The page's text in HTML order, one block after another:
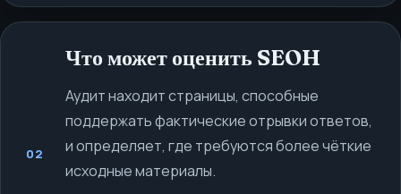
02
Что может оценить SEOH
Аудит находит страницы, способные
поддержать фактические отрывки ответов,
и определяет, где требуются более чёткие
исходные материалы.